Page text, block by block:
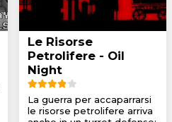
Le Risorse
Petrolifere - Oil
Night
La guerra per accaparrarsi
le risorse petrolifere arriva